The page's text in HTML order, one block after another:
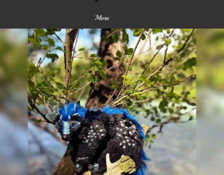
More
Passer aux informations sur le produit